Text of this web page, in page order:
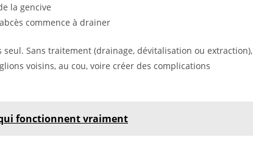
la gencive
commence à drainer
Sans traitement (drainage, dévitalisation ou extraction),
voisins, au cou, voire créer des complications
fonctionnent vraiment